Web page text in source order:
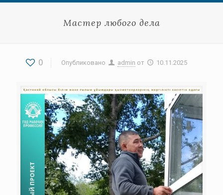
Мастер любого дела
0 Опубликовано admin от 10.11.2025